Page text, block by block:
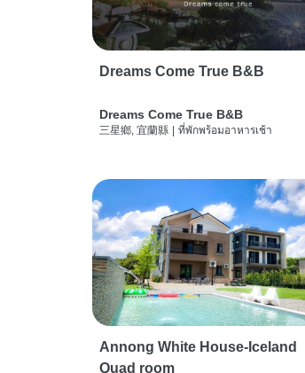
Dreams Come True B&B
Dreams Come True B&B
三星鄉, 宜蘭縣 | ที่พักพร้อมอาหารเช้า
Annong White House-Iceland
Quad room